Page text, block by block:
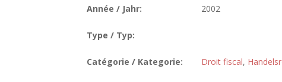
Année / Jahr: 2002
Type / Typ:
Catégorie / Kategorie: Droit fiscal,